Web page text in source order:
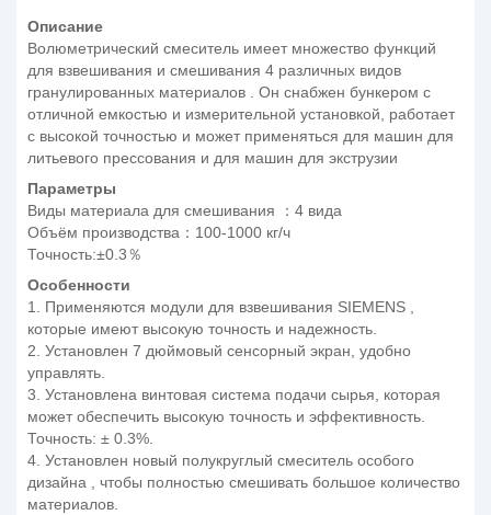
Описание
Волюметрический смеситель имеет множество функций
для взвешивания и смешивания 4 различных видов
гранулированных материалов . Он снабжен бункером с
отличной емкостью и измерительной установкой, работает
с высокой точностью и может применяться для машин для
литьевого прессования и для машин для экструзии
Параметры
Виды материала для смешивания ：4 вида
Объём производства：100-1000 кг/ч
Точность:±0.3％
Особенности
1. Применяются модули для взвешивания SIEMENS ,
которые имеют высокую точность и надежность.
2. Установлен 7 дюймовый сенсорный экран, удобно
управлять.
3. Установлена винтовая система подачи сырья, которая
может обеспечить высокую точность и эффективность.
Точность: ± 0.3%.
4. Установлен новый полукруглый смеситель особого
дизайна , чтобы полностью смешивать большое количество
материалов.